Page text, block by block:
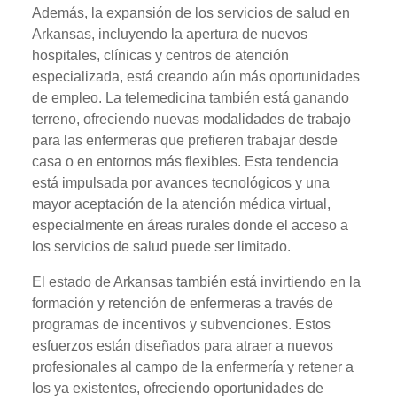
Además, la expansión de los servicios de salud en
Arkansas, incluyendo la apertura de nuevos
hospitales, clínicas y centros de atención
especializada, está creando aún más oportunidades
de empleo. La telemedicina también está ganando
terreno, ofreciendo nuevas modalidades de trabajo
para las enfermeras que prefieren trabajar desde
casa o en entornos más flexibles. Esta tendencia
está impulsada por avances tecnológicos y una
mayor aceptación de la atención médica virtual,
especialmente en áreas rurales donde el acceso a
los servicios de salud puede ser limitado.
El estado de Arkansas también está invirtiendo en la
formación y retención de enfermeras a través de
programas de incentivos y subvenciones. Estos
esfuerzos están diseñados para atraer a nuevos
profesionales al campo de la enfermería y retener a
los ya existentes, ofreciendo oportunidades de